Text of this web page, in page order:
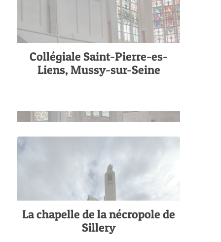
Collégiale Saint-Pierre-es-
Liens, Mussy-sur-Seine
La chapelle de la nécropole de
Sillery